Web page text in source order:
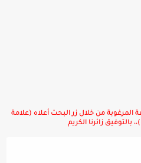
من خلال زر البحث أعلاه (علامة
زائرنا الكريم